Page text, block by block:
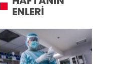
ENLERİ